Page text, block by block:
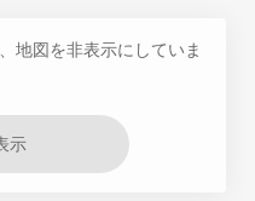
地図を非表示にしていま
示